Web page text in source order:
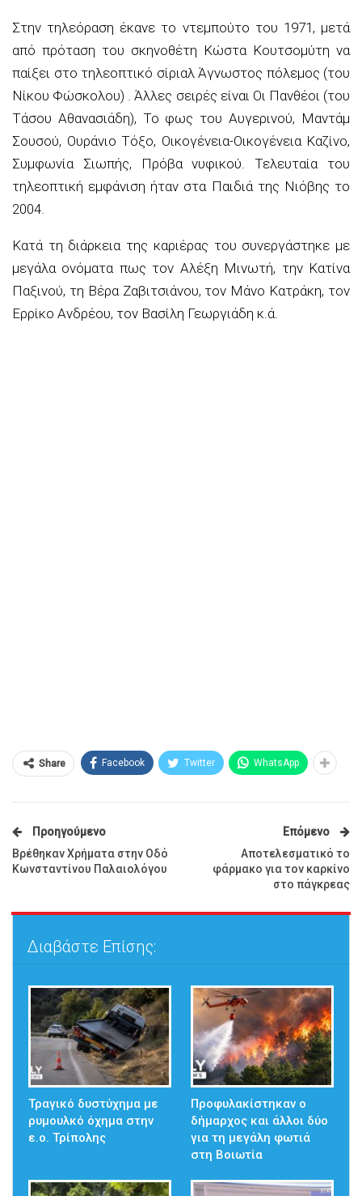
Στην τηλεόραση έκανε το ντεμπούτο του 1971, μετά
από πρόταση του σκηνοθέτη Κώστα Κουτσομύτη να
παίξει στο τηλεοπτικό σίριαλ Άγνωστος πόλεμος (του
Νίκου Φώσκολου) . Άλλες σειρές είναι Οι Πανθέοι (του
Τάσου Αθανασιάδη), Το φως του Αυγερινού, Μαντάμ
Σουσού, Ουράνιο Τόξο, Οικογένεια-Οικογένεια Καζίνο,
Συμφωνία Σιωπής, Πρόβα νυφικού. Τελευταία του
τηλεοπτική εμφάνιση ήταν στα Παιδιά της Νιόβης το
2004.
Κατά τη διάρκεια της καριέρας του συνεργάστηκε με
μεγάλα ονόματα πως τον Αλέξη Μινωτή, την Κατίνα
Παξινού, τη Βέρα Ζαβιτσιάνου, τον Μάνο Κατράκη, τον
Ερρίκο Ανδρέου, τον Βασίλη Γεωργιάδη κ.ά.
Share Facebook Twitter WhatsApp
Προηγούμενο
Βρέθηκαν Χρήματα στην Οδό
Κωνσταντίνου Παλαιολόγου
Επόμενο
Αποτελεσματικό το
φάρμακο για τον καρκίνο
στο πάγκρεας
Διαβάστε Επίσης:
Τραγικό δυστύχημα με
ρυμουλκό όχημα στην
ε.ο. Τρίπολης
Προφυλακίστηκαν ο
δήμαρχος και άλλοι δύο
για τη μεγάλη φωτιά
στη Βοιωτία